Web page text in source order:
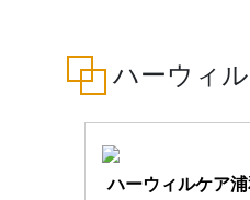
ハーウィ
ハーウィルケア